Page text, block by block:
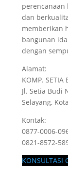
perencanaan
dan
memberikan
bangunan
dengan
Alamat:
KOMP. SETIA
Jl. Setia Budi
Selayang,
Kontak:
0877-0006-
0821-8572-
KONSULTASI